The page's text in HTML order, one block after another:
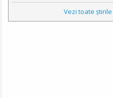
Vezi toate ştirile